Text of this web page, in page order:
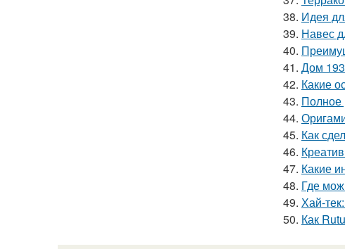
38. Идея
39. Навес
40.
41. Дом
42. Какие
43. Полное
44.
45. Как
46.
47. Какие
48. Где
49. Хай-
50. Как